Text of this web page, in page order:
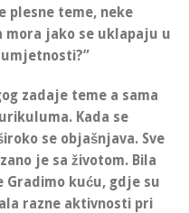
plesne teme, neke
mora jako se uklapaju u
?”
zadaje teme a sama
Kada se
se objašnjava. Sve
je sa životom. Bila
Gradimo kuću, gdje su
razne aktivnosti pri